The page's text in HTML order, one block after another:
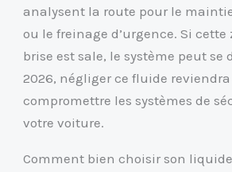
analysent la route pour le
ou le freinage d’urgence. Si cette
brise est sale, le système peut se
2026, négliger ce fluide reviendra
compromettre les systèmes de
votre voiture.
Comment bien choisir son